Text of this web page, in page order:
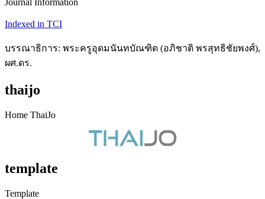
Journal Information
Indexed in TCI
บรรณาธิการ: พระครูอุดมนันทบัณฑิต (อภิชาติ พรสุทธิชัยพงศ์),
ผศ.ดร.
thaijo
Home ThaiJo
template
Template